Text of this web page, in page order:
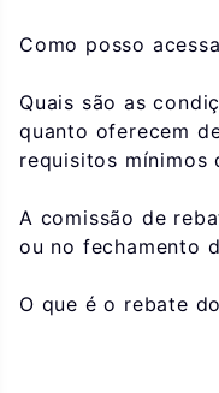
Como posso
Quais são as
quanto oferecem
requisitos mínimos
A comissão de
ou no fechamento
O que é o rebate